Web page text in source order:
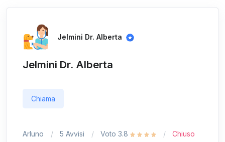
Jelmini Dr. Alberta
Jelmini Dr. Alberta
Chiama
Arluno 5 Avvisi Voto 3.8 Chiuso